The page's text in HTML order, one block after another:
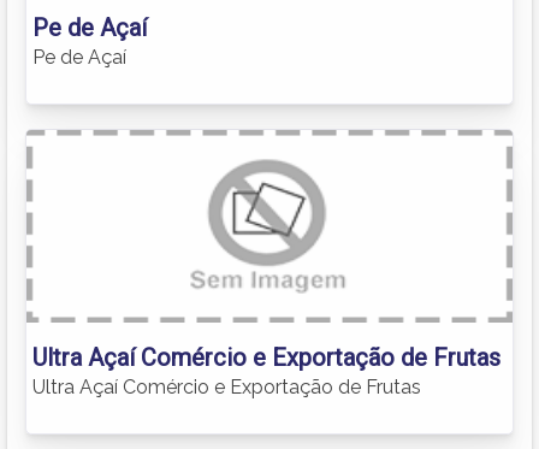
Pe de Açaí
Pe de Açaí
Ultra Açaí Comércio e Exportação de Frutas
Ultra Açaí Comércio e Exportação de Frutas